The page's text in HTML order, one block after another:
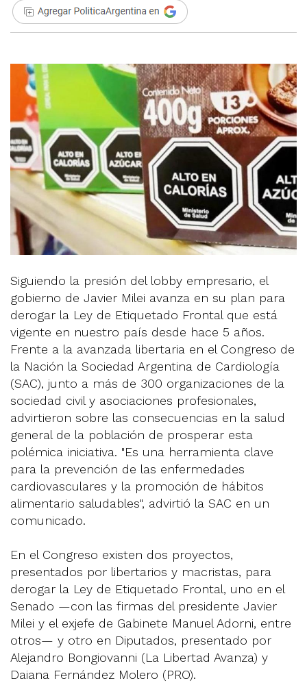
Siguiendo la presión del lobby empresario, el
gobierno de Javier Milei avanza en su plan para
derogar la Ley de Etiquetado Frontal que está
vigente en nuestro país desde hace 5 años.
Frente a la avanzada libertaria en el Congreso de
la Nación la Sociedad Argentina de Cardiología
(SAC), junto a más de 300 organizaciones de la
sociedad civil y asociaciones profesionales,
advirtieron sobre las consecuencias en la salud
general de la población de prosperar esta
polémica iniciativa. "Es una herramienta clave
para la prevención de las enfermedades
cardiovasculares y la promoción de hábitos
alimentario saludables", advirtió la SAC en un
comunicado.
En el Congreso existen dos proyectos,
presentados por libertarios y macristas, para
derogar la Ley de Etiquetado Frontal, uno en el
Senado —con las firmas del presidente Javier
Milei y el exjefe de Gabinete Manuel Adorni, entre
otros— y otro en Diputados, presentado por
Alejandro Bongiovanni (La Libertad Avanza) y
Daiana Fernández Molero (PRO).